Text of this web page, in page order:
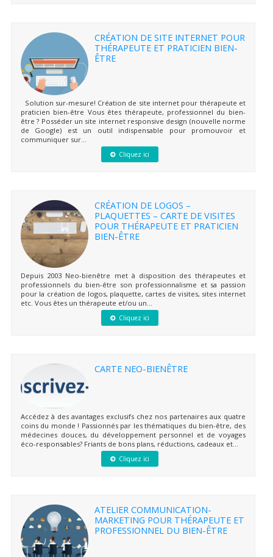
CRÉATION DE SITE INTERNET POUR
THÉRAPEUTE ET PRATICIEN BIEN-
ÊTRE
Solution sur-mesure! Création de site internet pour thérapeute et
praticien bien-être Vous êtes thérapeute, professionnel du bien-
être ? Posséder un site internet responsive design (nouvelle norme
de Google) est un outil indispensable pour promouvoir et
communiquer sur...
Cliquez ici
CRÉATION DE LOGOS –
PLAQUETTES – CARTE DE VISITES
POUR THÉRAPEUTE ET PRATICIEN
BIEN-ÊTRE
Depuis 2003 Neo-bienêtre met à disposition des thérapeutes et
professionnels du bien-être son professionnalisme et sa passion
pour la création de logos, plaquette, cartes de visites, sites internet
etc. Vous êtes un thérapeute et/ou un...
Cliquez ici
CARTE NEO-BIENÊTRE
Accédez à des avantages exclusifs chez nos partenaires aux quatre
coins du monde ! Passionnés par les thématiques du bien-être, des
médecines douces, du développement personnel et de voyages
éco-responsables? Friants de bons plans, réductions, cadeaux et...
Cliquez ici
ATELIER COMMUNICATION-
MARKETING POUR THÉRAPEUTE ET
PROFESSIONNEL DU BIEN-ÊTRE